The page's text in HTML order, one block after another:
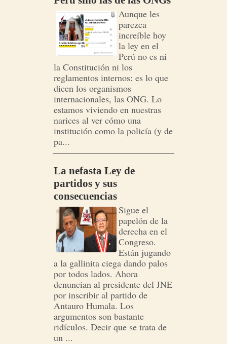
Aunque les
parezca
increíble hoy
la ley en el
Perú no es ni
la Constitución ni los
reglamentos internos: es lo que
dicen los organismos
internacionales, las ONG. Lo
estamos viviendo en nuestras
narices al ver cómo una
institución como la policía (y de
pa...
La nefasta Ley de
partidos y sus
consecuencias
Sigue el
papelón de la
derecha en el
Congreso.
Están jugando
a la gallinita ciega dando palos
por todos lados. Ahora
denuncian al presidente del JNE
por inscribir al partido de
Antauro Humala. Los
argumentos son bastante
ridículos. Decir que se trata de
un ...